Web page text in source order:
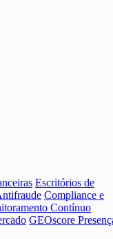
Escritórios de
Compliance e
Contínuo
GEOscore